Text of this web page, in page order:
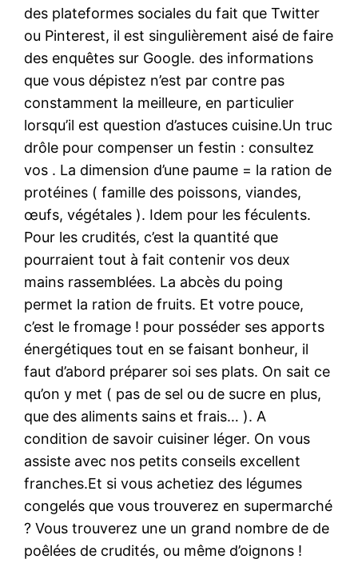
des plateformes sociales du fait que Twitter
ou Pinterest, il est singulièrement aisé de faire
des enquêtes sur Google. des informations
que vous dépistez n’est par contre pas
constamment la meilleure, en particulier
lorsqu’il est question d’astuces cuisine.Un truc
drôle pour compenser un festin : consultez
vos . La dimension d’une paume = la ration de
protéines ( famille des poissons, viandes,
œufs, végétales ). Idem pour les féculents.
Pour les crudités, c’est la quantité que
pourraient tout à fait contenir vos deux
mains rassemblées. La abcès du poing
permet la ration de fruits. Et votre pouce,
c’est le fromage ! pour posséder ses apports
énergétiques tout en se faisant bonheur, il
faut d’abord préparer soi ses plats. On sait ce
qu’on y met ( pas de sel ou de sucre en plus,
que des aliments sains et frais… ). A
condition de savoir cuisiner léger. On vous
assiste avec nos petits conseils excellent
franches.Et si vous achetiez des légumes
congelés que vous trouverez en supermarché
? Vous trouverez une un grand nombre de de
poêlées de crudités, ou même d’oignons !